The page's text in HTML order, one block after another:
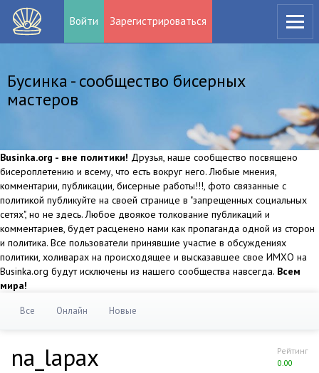
Войти Зарегистрироваться
Бусинка - сообщество бисерных
мастеров
Businka.org - вне политики! Друзья, наше сообщество посвящено
бисероплетению и всему, что есть вокруг него. Любые мнения,
комментарии, публикации, бисерные работы!!!, фото связанные с
политикой публикуйте на своей странице в "запрещенных социальных
сетях", но не здесь. Любое двоякое толкование публикаций и
комментариев, будет расценено нами как пропаганда одной из сторон
и политика. Все пользователи принявшие участие в обсуждениях
политики, холиварах на происходящее и высказавшее свое ИМХО на
Businka.org будут исключены из нашего сообщества навсегда. Всем
мира!
Все Онлайн Новые
Рейтинг
0.00
na_lapax